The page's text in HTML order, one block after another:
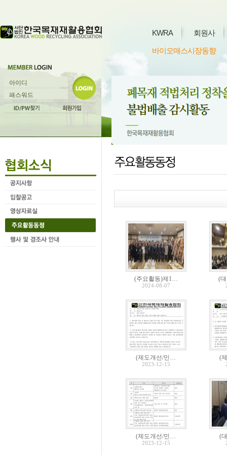
KWRA 회원사
바이오매스시장동향
(주요활동)제1…
2024-08-07
(
(제도개선/민…
2023-12-15
(
(제도개선/민…
2023-12-15
(